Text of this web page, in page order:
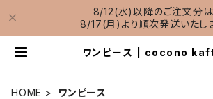
8/12(水)以降のご注文分は
8/17(月)より順次発送いたしま
ワンピース | cocono
HOME ワンピース